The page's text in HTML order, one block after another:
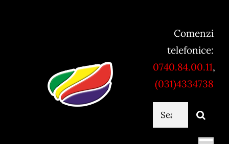
Comenzi
telefonice:
0740.84.00.11,
(031)4334738
Cautare...